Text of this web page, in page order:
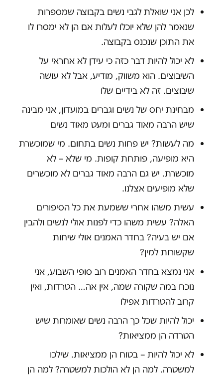
לכן אני שואלת לגבי נשים בקבוצה שמספרות
שנאמר להן שלא יוכלו לעלות אם הן לא ימסרו לו
את התוכן שנכנס בקבוצה.
לא יכול להיות דבר כזה כי עידן לא אחראי על
השיבוצים. הוא משווק, מודיע, אבל לא עושה
שיבוצים. זה לא בידיים שלו
מבחינת יחס של נשים וגברים במועדון, אני מבינה
שיש הרבה מאוד גברים ומעט מאוד נשים
מה לעשות? יש פחות נשים בתחום. מי שמוכשרת
היא מופיעה, פותחת קופות. מי שלא – לא
מוכשרת. יש גם הרבה מאוד גברים לא מוכשרים
שלא מופיעים אצלנו.
עשית משהו אחרי ששמעת את כל הסיפורים
האלה? עשית משהו כדי לפנות אולי לנשים ולהבין
אם יש בעיה? בחדר האמנים אולי שיחות
שקשורות למין?
אני נמצא בחדר האמנים רוב סופי השבוע, אני
נוכח במה שקורה שמה, אין אה… הטרדות, ואין
קרוב להטרדות אפילו
יכול להיות שכל כך הרבה נשים שאומרות שיש
הטרדה הן ממציאות?
לא יכול להיות – בטוח הן ממציאות. שילכו
למשטרה. למה הן לא הולכות למשטרה? למה הן